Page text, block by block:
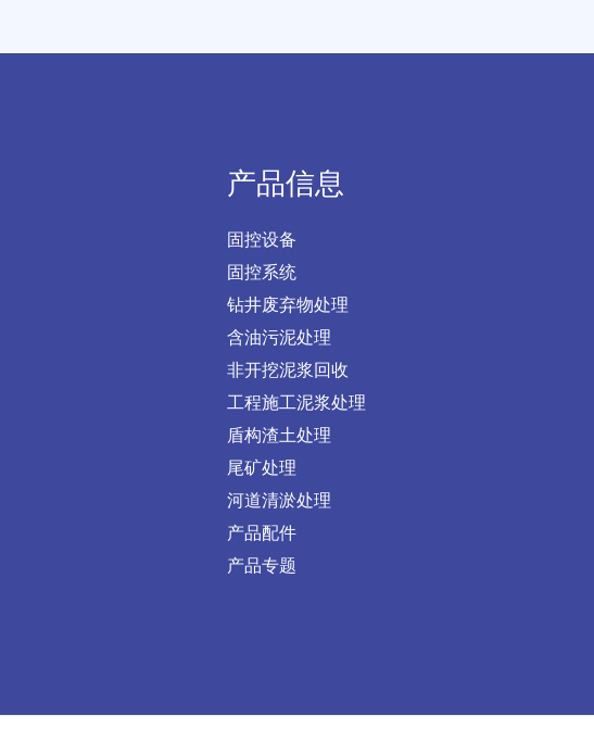
产品信息
固控设备
固控系统
钻井废弃物处理
含油污泥处理
非开挖泥浆回收
工程施工泥浆处理
盾构渣土处理
尾矿处理
河道清淤处理
产品配件
产品专题